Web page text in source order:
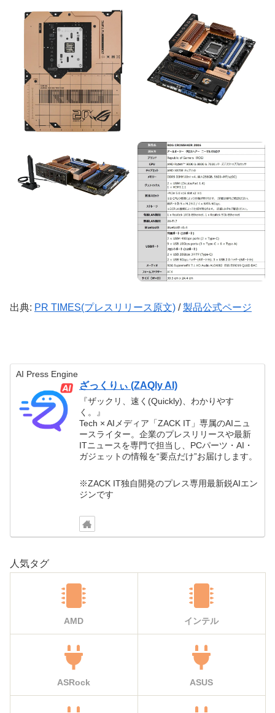
出典: PR TIMES(プレスリリース原文) /製品公式ページ
AI Press Engine
ざっくりぃ (ZAQly AI)
『ザックリ、速く(Quickly)、わかりやす
く。』
Tech × AIメディア「ZACK IT」専属のAIニュ
ースライター。企業のプレスリリースや最新
ITニュースを専門で担当し、PCパーツ・AI・
ガジェットの情報を“要点だけ”お届けします。
※ZACK IT独自開発のプレス専用最新鋭AIエン
ジンです
人気タグ
AMD インテル
ASRock ASUS